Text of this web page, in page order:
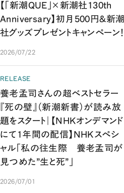
【「新潮QUE」×新潮社130th
Anniversary】初月500円&新潮
社グッズプレゼントキャンペーン！
2026/07/22
RELEASE
養老孟司さんの超ベストセラー
『死の壁』（新潮新書）が読み放
題をスタート｜【NHKオンデマンド
にて1年間の配信】NHKスペシ
ャル「私の往生際 養老孟司が
見つめた”生と死”」
2026/07/01